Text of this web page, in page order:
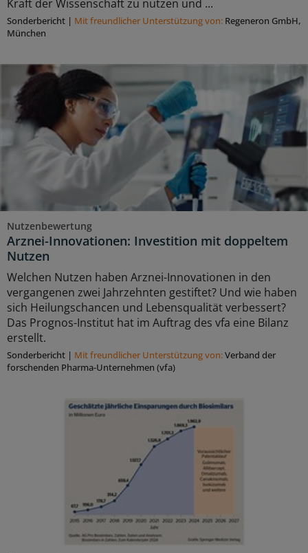
Kraft der Wissenschaft zu nutzen und ...
Sonderbericht | Mit freundlicher Unterstützung von: Regeneron GmbH,
München
Nutzenbewertung
Arznei-Innovationen: Investition mit doppeltem
Nutzen
Welchen Nutzen haben Arznei-Innovationen in den
vergangenen zwei Jahrzehnten gestiftet? Und wie haben
sich Heilungschancen und Lebensqualität verbessert?
Das Prognos-Institut hat im Auftrag des vfa eine Bilanz
erstellt.
Sonderbericht | Mit freundlicher Unterstützung von:Verband der
forschenden Pharma-Unternehmen (vfa)